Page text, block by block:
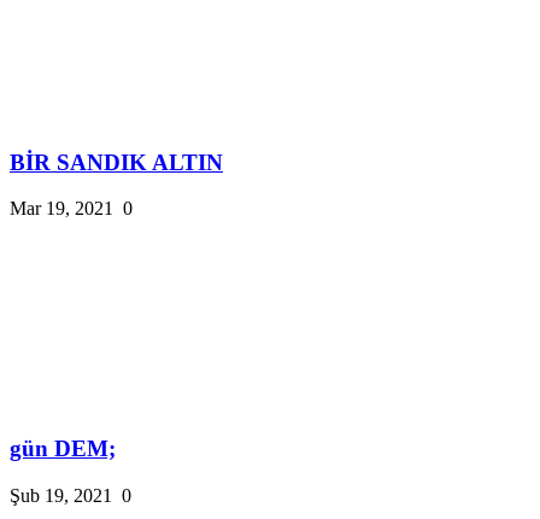
BİR SANDIK ALTIN
Mar 19, 2021 0
gün DEM;
Şub 19, 2021 0